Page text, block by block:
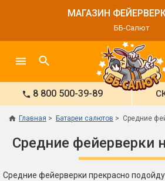
МАГАЗИН
ББ-Салют
8 800 500-39-89
Главная Батареи салютов Средние
Средние фейерверки
Средние фейерверки прекрасно